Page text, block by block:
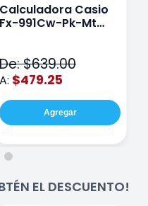
Calculadora Casio
Fx-991Cw-Pk-Mt
De: $639.00
A: $479.25
Agregar
EL DESCUENTO!